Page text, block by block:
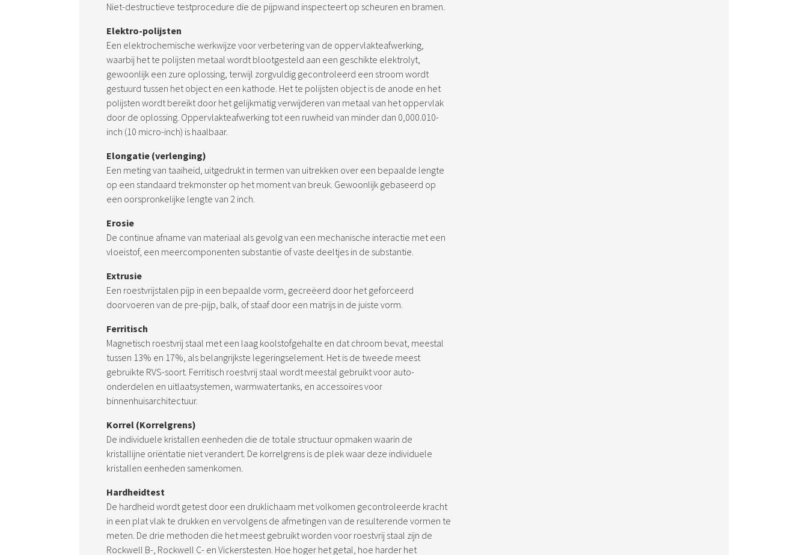
Niet-destructieve testprocedure die de pijpwand inspecteert op scheuren en bramen.
Elektro-polijsten
Een elektrochemische werkwijze voor verbetering van de oppervlakteafwerking,
waarbij het te polijsten metaal wordt blootgesteld aan een geschikte elektrolyt,
gewoonlijk een zure oplossing, terwijl zorgvuldig gecontroleerd een stroom wordt
gestuurd tussen het object en een kathode. Het te polijsten object is de anode en het
polijsten wordt bereikt door het gelijkmatig verwijderen van metaal van het oppervlak
door de oplossing. Oppervlakteafwerking tot een ruwheid van minder dan 0,000.010-
inch (10 micro-inch) is haalbaar.
Elongatie (verlenging)
Een meting van taaiheid, uitgedrukt in termen van uitrekken over een bepaalde lengte
op een standaard trekmonster op het moment van breuk. Gewoonlijk gebaseerd op
een oorspronkelijke lengte van 2 inch.
Erosie
De continue afname van materiaal als gevolg van een mechanische interactie met een
vloeistof, een meercomponenten substantie of vaste deeltjes in de substantie.
Extrusie
Een roestvrijstalen pijp in een bepaalde vorm, gecreëerd door het geforceerd
doorvoeren van de pre-pijp, balk, of staaf door een matrijs in de juiste vorm.
Ferritisch
Magnetisch roestvrij staal met een laag koolstofgehalte en dat chroom bevat, meestal
tussen 13% en 17%, als belangrijkste legeringselement. Het is de tweede meest
gebruikte RVS-soort. Ferritisch roestvrij staal wordt meestal gebruikt voor auto-
onderdelen en uitlaatsystemen, warmwatertanks, en accessoires voor
binnenhuisarchitectuur.
Korrel (Korrelgrens)
De individuele kristallen eenheden die de totale structuur opmaken waarin de
kristallijne oriëntatie niet verandert. De korrelgrens is de plek waar deze individuele
kristallen eenheden samenkomen.
Hardheidtest
De hardheid wordt getest door een druklichaam met volkomen gecontroleerde kracht
in een plat vlak te drukken en vervolgens de afmetingen van de resulterende vormen te
meten. De drie methoden die het meest gebruikt worden voor roestvrij staal zijn de
Rockwell B-, Rockwell C- en Vickerstesten. Hoe hoger het getal, hoe harder het